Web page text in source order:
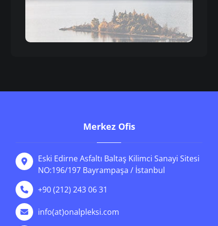
Merkez Ofis
Eski Edirne Asfaltı Baltaş Kilimci Sanayi Sitesi
NO:196/197 Bayrampaşa / İstanbul
+90 (212) 243 06 31
info(at)onalpleksi.com